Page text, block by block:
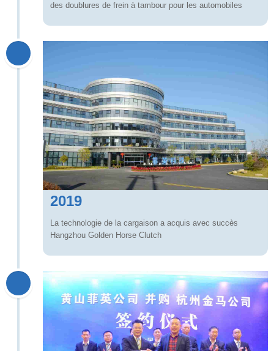
des doublures de frein à tambour pour les automobiles
2019
La technologie de la cargaison a acquis avec succès
Hangzhou Golden Horse Clutch